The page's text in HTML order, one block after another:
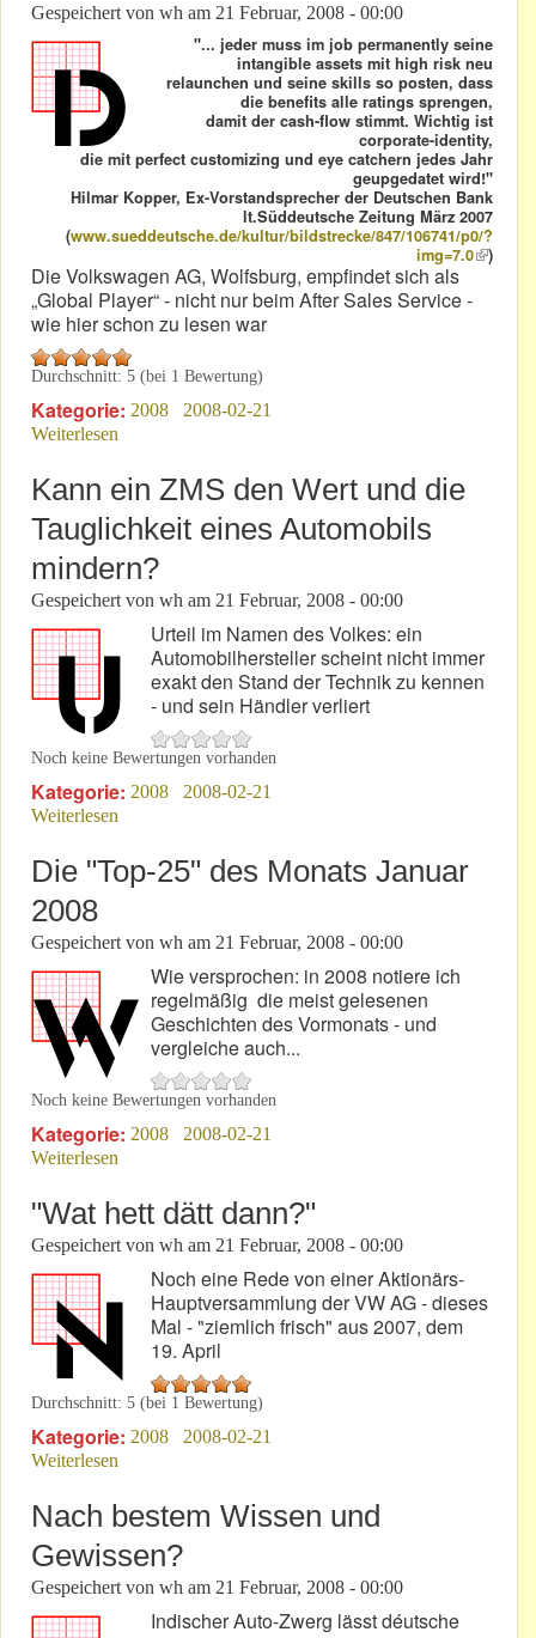
Gespeichert von wh am 21 Februar, 2008 - 00:00
"... jeder muss im job permanently seine
intangible assets mit high risk neu
relaunchen und seine skills so posten, dass
die benefits alle ratings sprengen,
damit der cash-flow stimmt. Wichtig ist
corporate-identity,
die mit perfect customizing und eye catchern jedes Jahr
geupgedatet wird!"
Hilmar Kopper, Ex-Vorstandsprecher der Deutschen Bank
lt.Süddeutsche Zeitung März 2007
(www.sueddeutsche.de/kultur/bildstrecke/847/106741/p0/?
img=7.0
(link is
)
Die Volkswagen AG, Wolfsburg, empfindet sich als
„Global Player“ - nicht nur beim After Sales Service -
wie hier schon zu lesen war
Durchschnitt: 5 (bei 1 Bewertung)
Kategorie: 2008
2008-02-21
Weiterlesen
Kann ein ZMS den Wert und die
Tauglichkeit eines Automobils
mindern?
Gespeichert von wh am 21 Februar, 2008 - 00:00
Urteil im Namen des Volkes: ein
Automobilhersteller scheint nicht immer
exakt den Stand der Technik zu kennen
- und sein Händler verliert
Noch keine Bewertungen vorhanden
Kategorie: 2008
2008-02-21
Weiterlesen
Die "Top-25" des Monats Januar
2008
Gespeichert von wh am 21 Februar, 2008 - 00:00
Wie versprochen: in 2008 notiere ich
regelmäßig die meist gelesenen
Geschichten des Vormonats - und
vergleiche auch...
Noch keine Bewertungen vorhanden
Kategorie: 2008
2008-02-21
Weiterlesen
"Wat hett dätt dann?"
Gespeichert von wh am 21 Februar, 2008 - 00:00
Noch eine Rede von einer Aktionärs-
Hauptversammlung der VW AG - dieses
Mal - "ziemlich frisch" aus 2007, dem
19. April
Durchschnitt: 5 (bei 1 Bewertung)
Kategorie: 2008
2008-02-21
Weiterlesen
Nach bestem Wissen und
Gewissen?
Gespeichert von wh am 21 Februar, 2008 - 00:00
Indischer Auto-Zwerg lässt déutsche